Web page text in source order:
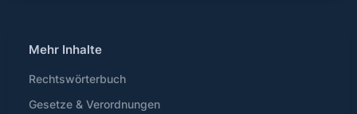
Mehr Inhalte
Rechtswörterbuch
Gesetze & Verordnungen